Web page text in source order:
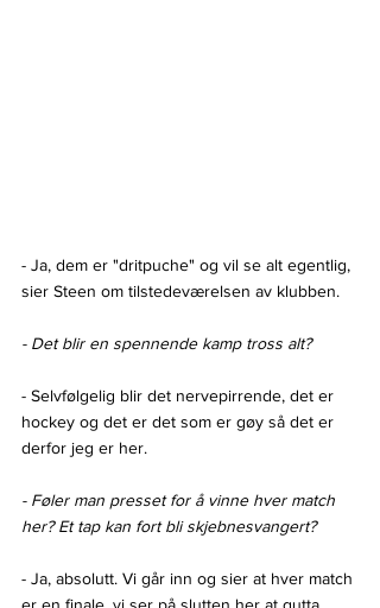
- Ja, dem er "dritpuche" og vil se alt egentlig,
sier Steen om tilstedeværelsen av klubben.
- Det blir en spennende kamp tross alt?
- Selvfølgelig blir det nervepirrende, det er
hockey og det er det som er gøy så det er
derfor jeg er her.
- Føler man presset for å vinne hver match
her? Et tap kan fort bli skjebnesvangert?
- Ja, absolutt. Vi går inn og sier at hver match